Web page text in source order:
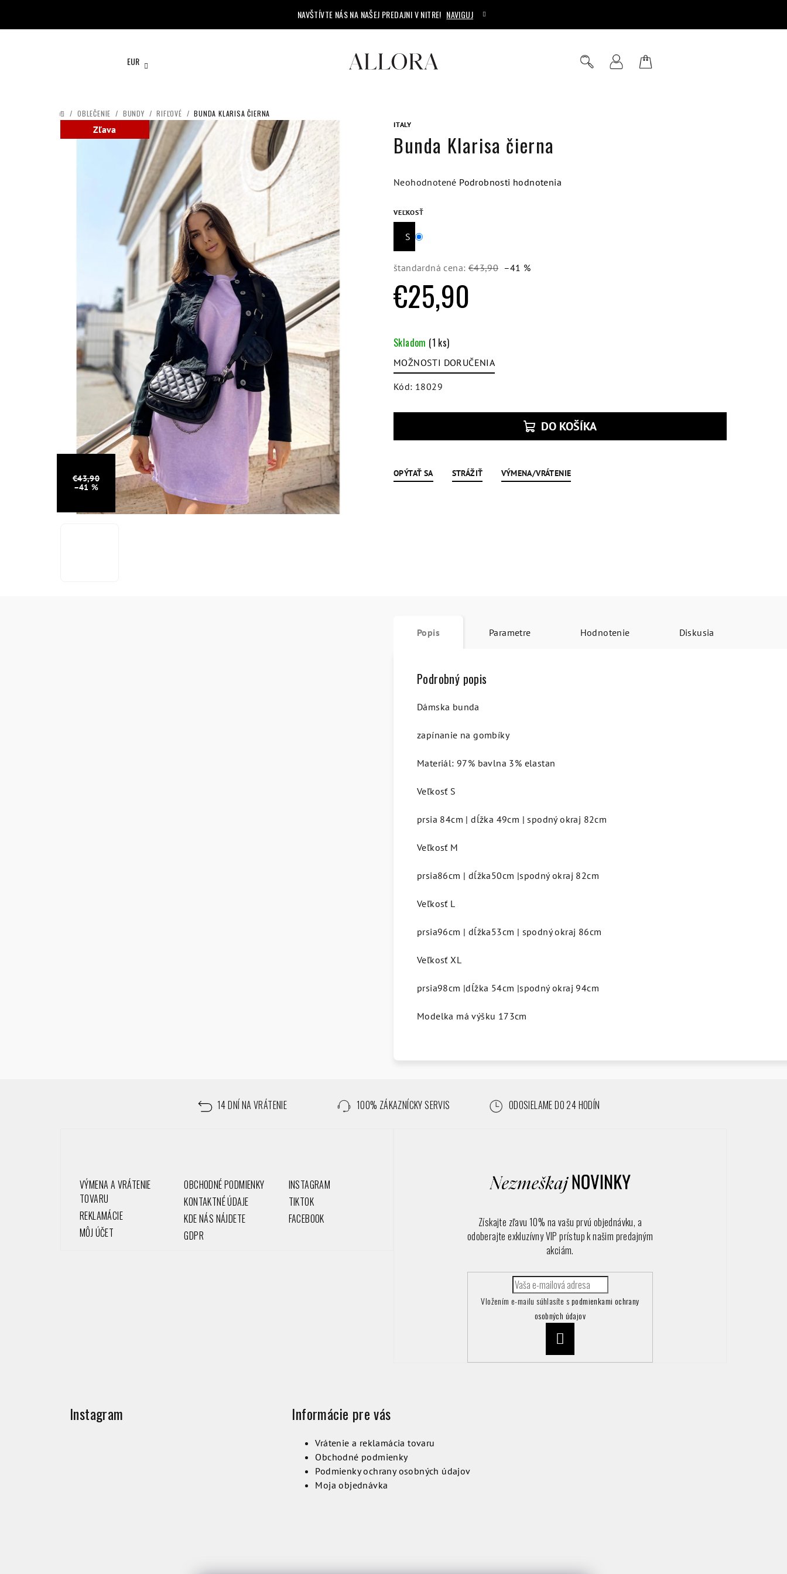
NAVŠTÍVTE NÁS NA NAŠEJ PREDAJNI V NITRE! NAVIGUJ
EUR
DOMOV
/ OBLEČENIE / BUNDY / RIFĽOVÉ / BUNDA KLARISA ČIERNA
ITALY
Bunda Klarisa čierna
Priemerné
produktu
je
0,0
z
5
Neohodnotené Podrobnosti hodnotenia
VEĽKOSŤ
S
štandardná cena: €43,90 –41 %
€25,90
cena:
Skladom (1 ks)
MOŽNOSTI DORUČENIA
Kód: 18029
DO KOŠÍKA
OPÝTAŤ SA STRÁŽIŤ VÝMENA/VRÁTENIE
Zľava
€43,90
–41 %
Popis Parametre Hodnotenie Diskusia
Podrobný popis
Dámska bunda
zapínanie na gombíky
Materiál: 97% bavlna 3% elastan
Veľkosť S
prsia 84cm | dĺžka 49cm | spodný okraj 82cm
Veľkosť M
prsia86cm | dĺžka50cm |spodný okraj 82cm
Veľkosť L
prsia96cm | dĺžka53cm | spodný okraj 86cm
Veľkosť XL
prsia98cm |dĺžka 54cm |spodný okraj 94cm
Modelka má výšku 173cm
14 DNÍ NA VRÁTENIE 100% ZÁKAZNÍCKY SERVIS ODOSIELAME DO 24 HODÍN
VÝMENA A VRÁTENIE
TOVARU
REKLAMÁCIE
MÔJ ÚČET
OBCHODNÉ PODMIENKY
KONTAKTNÉ ÚDAJE
KDE NÁS NÁJDETE
GDPR
INSTAGRAM
TIKTOK
FACEBOOK
Získajte zľavu 10% na vašu prvú objednávku, a
odoberajte exkluzívny VIP prístup k našim predajným
akciám.
Vložením e-mailu súhlasíte spodmienkami ochrany
osobných údajov
Instagram Informácie pre vás
Vrátenie a reklamácia tovaru
Obchodné podmienky
Podmienky ochrany osobných údajov
Moja objednávka